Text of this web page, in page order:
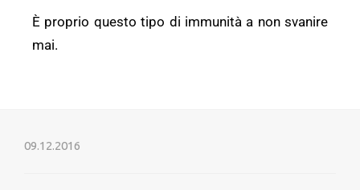
È proprio questo tipo di immunità a non svanire
mai.
09.12.2016